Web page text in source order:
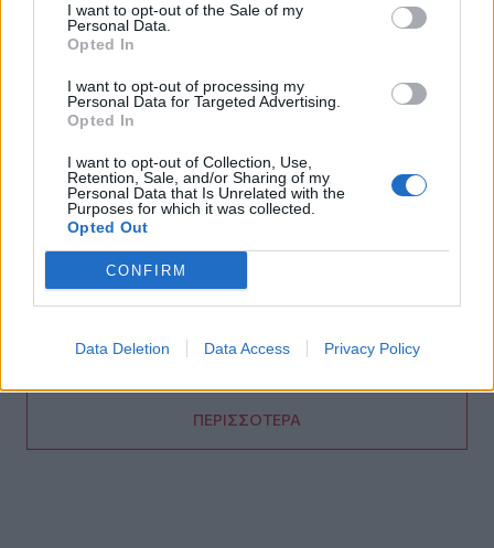
I want to opt-out of the Sale of my
Personal Data.
Opted In
I want to opt-out of processing my
Personal Data for Targeted Advertising.
Opted In
I want to opt-out of Collection, Use,
Retention, Sale, and/or Sharing of my
Personal Data that Is Unrelated with the
Purposes for which it was collected.
Opted Out
CONFIRM
Data Deletion Data Access Privacy Policy
09:44
Παραμένουν δυνάμεις στο σημείο
Θεσσαλονίκη: Η παρατεταμένη ανομβρία απειλεί τη
λιμνοθάλασσα Καλοχωρίου
09:22
Ιός Δυτικού Νείλου: Στα 65 τα κρούσματα στην Ελλάδα
09:12
Κολομβιανών μισθοφόρων
ΠΕΡΙΣΣΟΤΕΡΑ